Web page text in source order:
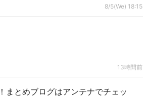
8/5(We) 18:15
13時間前
まとめブログはアンテナでチェッ